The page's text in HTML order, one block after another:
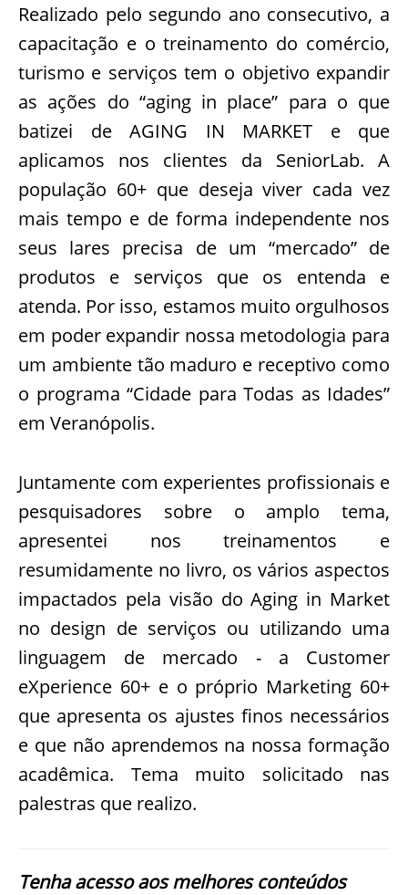
Realizado pelo segundo ano consecutivo, a
capacitação e o treinamento do comércio,
turismo e serviços tem o objetivo expandir
as ações do “aging in place” para o que
batizei de AGING IN MARKET e que
aplicamos nos clientes da SeniorLab. A
população 60+ que deseja viver cada vez
mais tempo e de forma independente nos
seus lares precisa de um “mercado” de
produtos e serviços que os entenda e
atenda. Por isso, estamos muito orgulhosos
em poder expandir nossa metodologia para
um ambiente tão maduro e receptivo como
o programa “Cidade para Todas as Idades”
em Veranópolis.
Juntamente com experientes profissionais e
pesquisadores sobre o amplo tema,
apresentei nos treinamentos e
resumidamente no livro, os vários aspectos
impactados pela visão do Aging in Market
no design de serviços ou utilizando uma
linguagem de mercado - a Customer
eXperience 60+ e o próprio Marketing 60+
que apresenta os ajustes finos necessários
e que não aprendemos na nossa formação
acadêmica. Tema muito solicitado nas
palestras que realizo.
Tenha acesso aos melhores conteúdos